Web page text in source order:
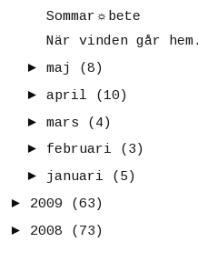
Sommar☼bete
När vinden går
► maj
(8)
► april
(10)
► mars
(4)
► februari
(3)
► januari
(5)
► 2009
(63)
► 2008 (73)